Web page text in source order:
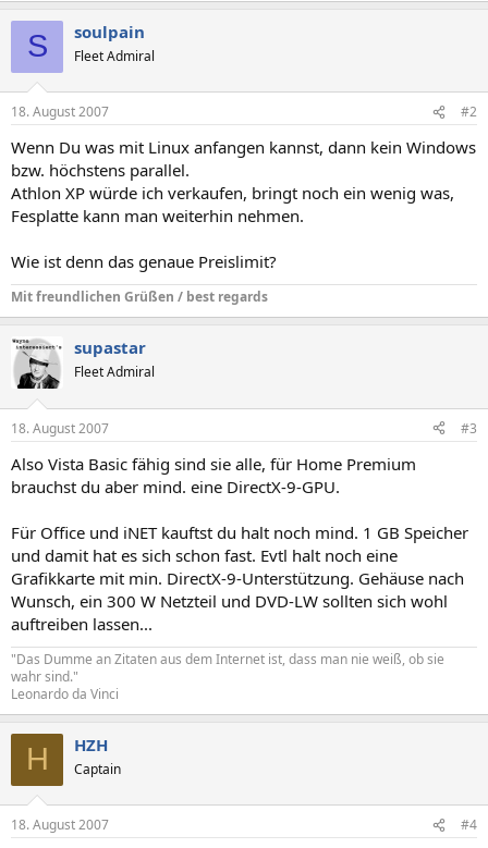
S soulpain
Fleet Admiral
18. August 2007 #2
Wenn Du was mit Linux anfangen kannst, dann kein Windows
bzw. höchstens parallel.
Athlon XP würde ich verkaufen, bringt noch ein wenig was,
Fesplatte kann man weiterhin nehmen.
Wie ist denn das genaue Preislimit?
Mit freundlichen Grüßen / best regards
supastar
Fleet Admiral
18. August 2007 #3
Also Vista Basic fähig sind sie alle, für Home Premium
brauchst du aber mind. eine DirectX-9-GPU.
Für Office und iNET kauftst du halt noch mind. 1 GB Speicher
und damit hat es sich schon fast. Evtl halt noch eine
Grafikkarte mit min. DirectX-9-Unterstützung. Gehäuse nach
Wunsch, ein 300 W Netzteil und DVD-LW sollten sich wohl
auftreiben lassen...
"Das Dumme an Zitaten aus dem Internet ist, dass man nie weiß, ob sie
wahr sind."
Leonardo da Vinci
H HZH
Captain
18. August 2007 #4